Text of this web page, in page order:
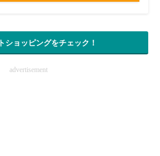
の話題
ショッピングをチェック！
advertisement